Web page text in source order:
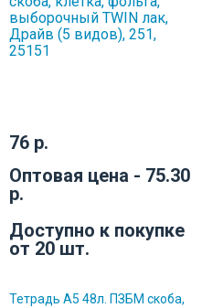
76 р.
Оптовая цена - 75.30
р.
Доступно к покупке
от 20 шт.
Тетрадь А5 48л. ПЗБМ скоба,